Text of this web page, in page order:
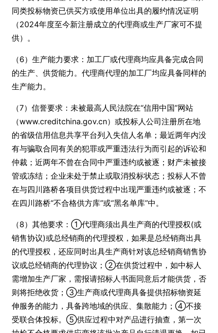
同类投标物资已供买方或使用单位出具的履约情况证明
（2024年度至今新注册成立的代理商或生产厂家可不提
供）。
（6）生产能力要求：加工厂或代理商均应具备完成合同
的生产、供货能力。代理商代理的加工厂均应具备同样的
生产能力。
（7）信誉要求：未被最高人民法院在“信用中国”网站
（www.creditchina.gov.cn）或投标人公司注册所在地
的省级信用信息共享平台列入失信人名单；最近两年内没
有与骗取合同有关的犯罪或严重违法行为而引起的诉讼和
仲裁；近两年不曾在合同中严重违约或被逐；财产未被接
管或冻结；企业未处于禁止或取消投标状态；投标人不曾
在与四川路桥各项目供货过程中出现严重违约或被逐；不
在四川路桥“不合格供方库”或“黑名单库”中。
（8）其他要求：①代理商须出具生产商的代理授权(或
销售协议)或总经销商的代理授权，如果是总经销商出具
的代理授权，还应同时出具生产商针对该总经销商销售协
议或总经销商的代理协议；②在供货过程中，如中标人
需增加生产厂家，需报请招标人书面同意后才能供货，否
则将拒绝收货；③生产商或代理商具备提供招标物资延
伸服务的能力，具备跨地域的供应、集散能力；④不接
受联合体投标。⑤供应过程中对产品进行抽查，第一次